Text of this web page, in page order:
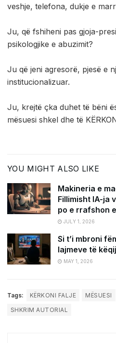
veshje, telefona, dukje e
Ju, që fshiheni pas gjoja-
psikologjike e abuzimit?
Ju që jeni agresorë, pjesë e
institucionalizuar.
Ju, krejtë çka duhet të bëni
mësuesi shkel dhe të
YOU MIGHT ALSO LIKE
Makineria e
Fillimisht IA-ja
po e rrafshon
JULY 1, 2026
Si t’i mbroni
lajmeve të
MAY 1, 2026
Tags: KËRKONI FALJE MËSUESI
SHKRIM AUTORIAL